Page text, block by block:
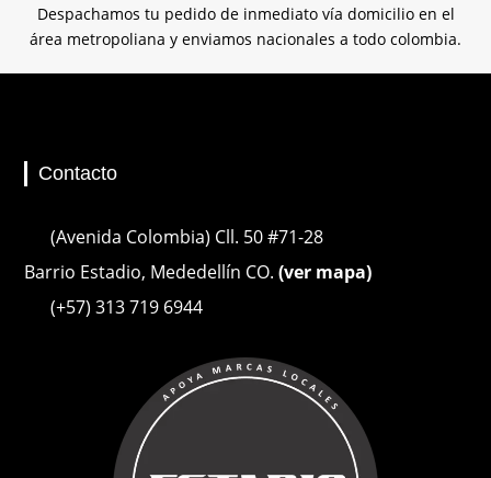
Despachamos tu pedido de inmediato vía domicilio en el
área metropoliana y enviamos nacionales a todo colombia.
Contacto
(Avenida Colombia) Cll. 50 #71-28
Barrio Estadio, Mededellín CO.(ver mapa)
(+57) 313 719 6944